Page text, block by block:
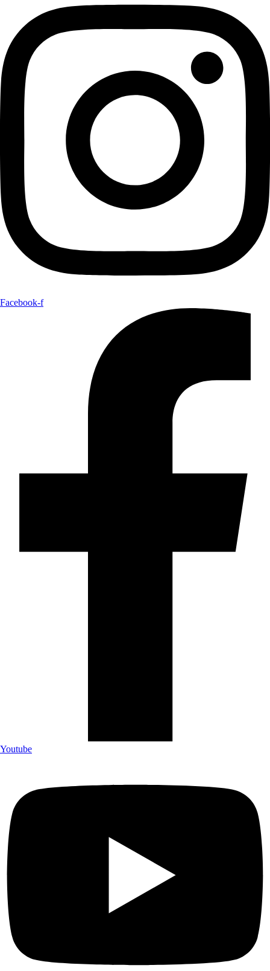
Facebook-f
Youtube